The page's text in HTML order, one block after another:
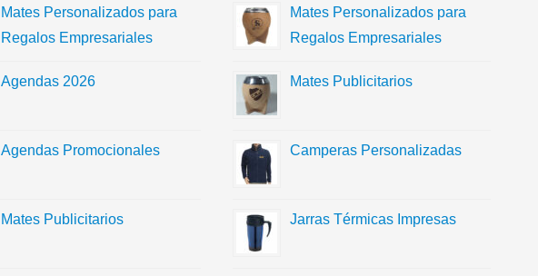
Mates Personalizados para
Regalos Empresariales
Agendas 2026
Agendas Promocionales
Mates Publicitarios
Mates Personalizados para
Regalos Empresariales
Mates Publicitarios
Camperas Personalizadas
Jarras Térmicas Impresas